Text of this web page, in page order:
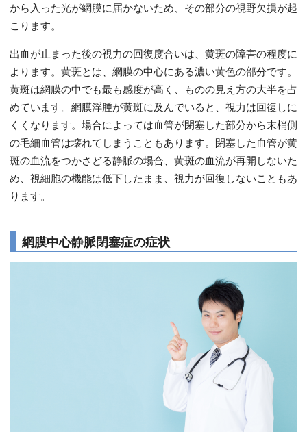
から入った光が網膜に届かないため、その部分の視野欠損が起
こります。
出血が止まった後の視力の回復度合いは、黄斑の障害の程度に
よります。黄斑とは、網膜の中心にある濃い黄色の部分です。
黄斑は網膜の中でも最も感度が高く、ものの見え方の大半を占
めています。網膜浮腫が黄斑に及んでいると、視力は回復しに
くくなります。場合によっては血管が閉塞した部分から末梢側
の毛細血管は壊れてしまうこともあります。閉塞した血管が黄
斑の血流をつかさどる静脈の場合、黄斑の血流が再開しないた
め、視細胞の機能は低下したまま、視力が回復しないこともあ
ります。
網膜中心静脈閉塞症の症状